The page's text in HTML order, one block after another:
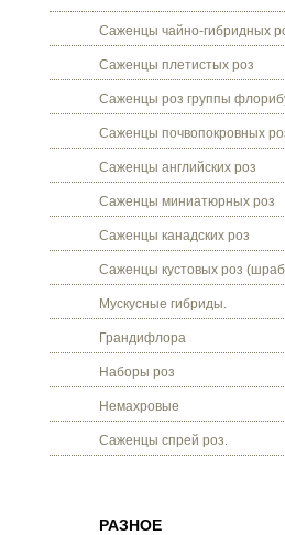
Саженцы чайно-гибридных
Саженцы плетистых роз
Саженцы роз группы
Саженцы почвопокровных
Саженцы английских роз
Саженцы миниатюрных роз
Саженцы канадских роз
Саженцы кустовых роз
Мускусные гибриды.
Грандифлора
Наборы роз
Немахровые
Саженцы спрей роз.
РАЗНОЕ